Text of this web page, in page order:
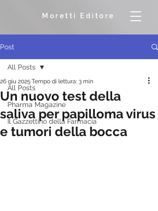
Moretti Editore
Post
All Posts
Pharma Magazine
Il Gazzettino della Farmacia
All Posts
Un nuovo test della
saliva per papilloma virus
e tumori della bocca
26 giu 2025 Tempo di lettura: 3 min